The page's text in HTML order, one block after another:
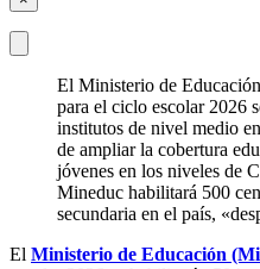
El Ministerio de
para el ciclo escolar 2026
institutos de nivel medio
de ampliar la cobertura
jóvenes en los niveles de
Mineduc habilitará 500
secundaria en el país,
El Ministerio de Educación